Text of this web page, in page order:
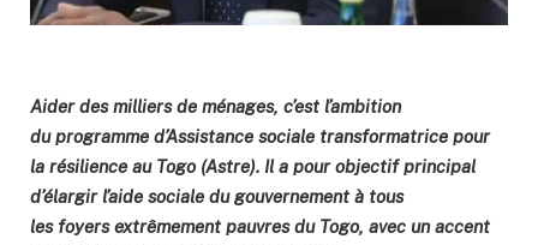
Aider des milliers de ménages, c’est l’ambition
du programme d’Assistance sociale transformatrice pour
la résilience au Togo (Astre). Il a pour objectif principal
d’élargir l’aide sociale du gouvernement à tous
les foyers extrêmement pauvres du Togo, avec un accent